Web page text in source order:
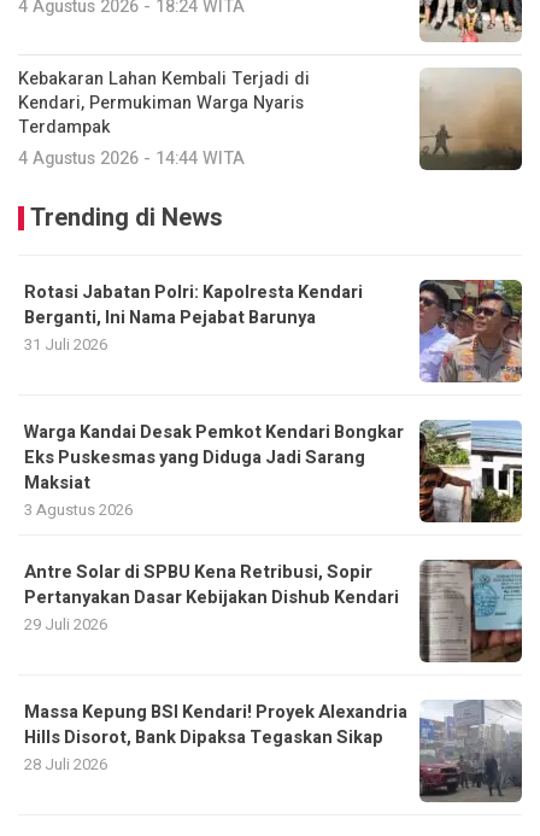
4 Agustus 2026 - 18:24 WITA
Kebakaran Lahan Kembali Terjadi di
Kendari, Permukiman Warga Nyaris
Terdampak
4 Agustus 2026 - 14:44 WITA
Trending di News
Rotasi Jabatan Polri: Kapolresta Kendari
Berganti, Ini Nama Pejabat Barunya
31 Juli 2026
Warga Kandai Desak Pemkot Kendari Bongkar
Eks Puskesmas yang Diduga Jadi Sarang
Maksiat
3 Agustus 2026
Antre Solar di SPBU Kena Retribusi, Sopir
Pertanyakan Dasar Kebijakan Dishub Kendari
29 Juli 2026
Massa Kepung BSI Kendari! Proyek Alexandria
Hills Disorot, Bank Dipaksa Tegaskan Sikap
28 Juli 2026